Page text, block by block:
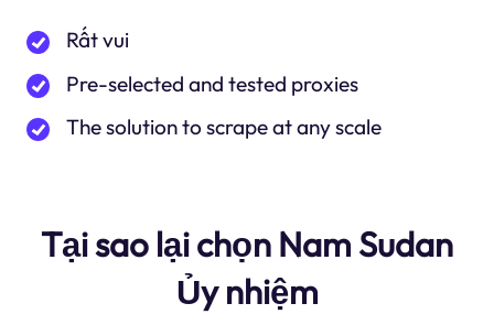
Rất vui
Pre-selected and tested proxies
The solution to scrape at any scale
Tại sao lại chọn Nam Sudan
Ủy nhiệm